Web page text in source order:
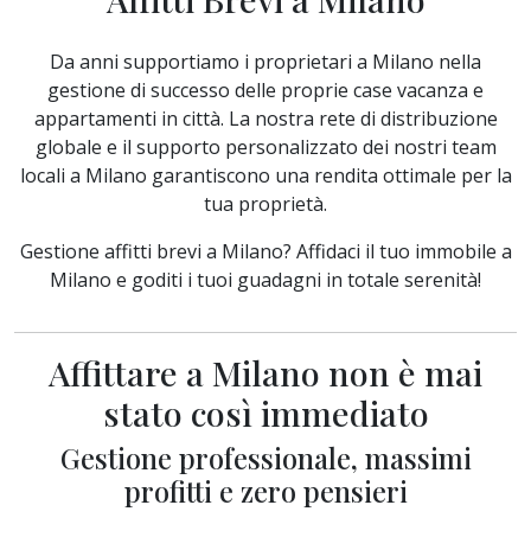
Da anni supportiamo i proprietari a Milano nella
gestione di successo delle proprie case vacanza e
appartamenti in città. La nostra rete di distribuzione
globale e il supporto personalizzato dei nostri team
locali a Milano garantiscono una rendita ottimale per la
tua proprietà.
Gestione affitti brevi a Milano? Affidaci il tuo immobile a
Milano e goditi i tuoi guadagni in totale serenità!
Affittare a Milano non è mai
stato così immediato
Gestione professionale, massimi
profitti e zero pensieri